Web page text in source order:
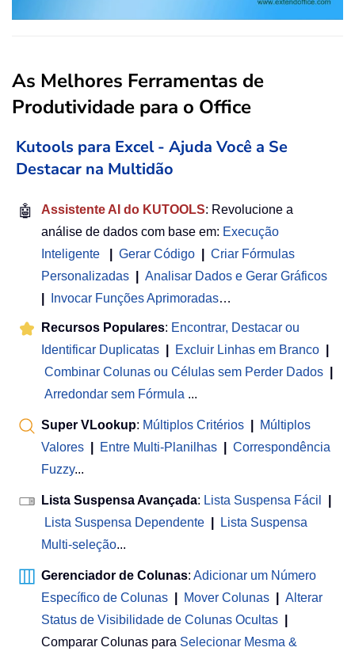
As Melhores Ferramentas de
Produtividade para o Office
Kutools para Excel - Ajuda Você a Se
Destacar na Multidão
🤖 Assistente AI do KUTOOLS: Revolucione a
análise de dados com base em: Execução
Inteligente
Gerar Código
Criar Fórmulas
Personalizadas
Analisar Dados e Gerar Gráficos
Invocar Funções Aprimoradas…
Recursos Populares: Encontrar, Destacar ou
Identificar Duplicatas
Excluir Linhas em Branco
Combinar Colunas ou Células sem Perder Dados
Arredondar sem Fórmula ...
Super VLookup: Múltiplos Critérios
Múltiplos
Valores
Entre Multi-Planilhas
Correspondência
Fuzzy...
Lista Suspensa Avançada: Lista Suspensa Fácil
Lista Suspensa Dependente
Lista Suspensa
Multi-seleção...
Gerenciador de Colunas: Adicionar um Número
Específico de Colunas
Mover Colunas
Alterar
Status de Visibilidade de Colunas Ocultas
Comparar Colunas para Selecionar Mesma &